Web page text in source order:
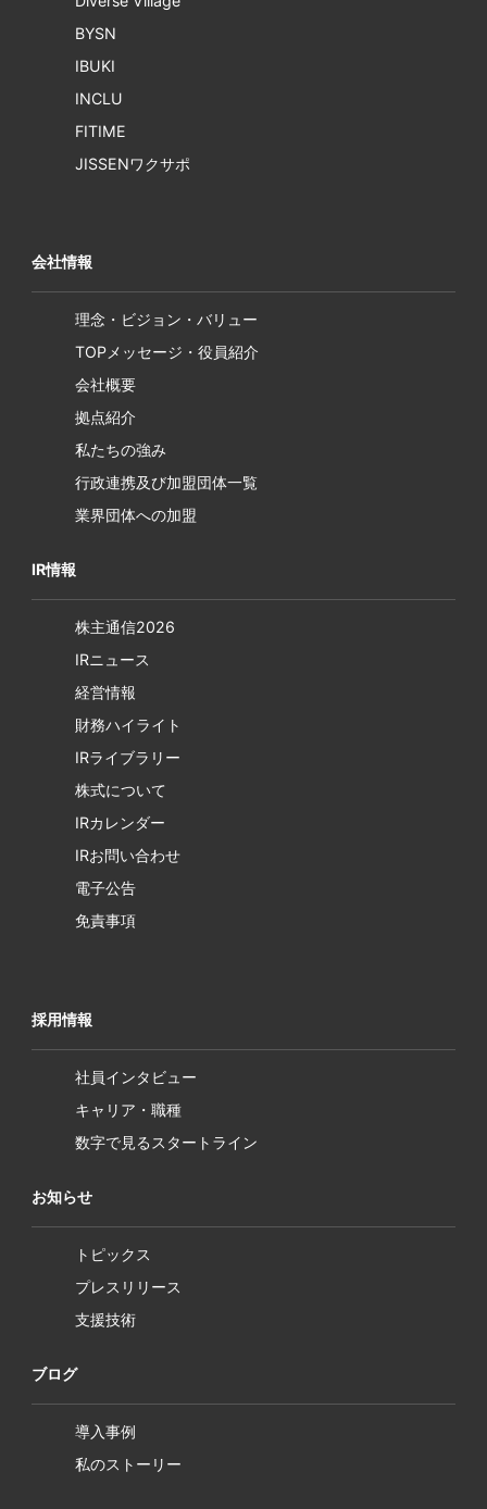
BYSN
IBUKI
INCLU
FITIME
JISSENワクサポ
会社情報
理念・ビジョン・バリュー
TOPメッセージ・役員紹介
会社概要
拠点紹介
私たちの強み
行政連携及び加盟団体一覧
業界団体への加盟
IR情報
株主通信2026
IRニュース
経営情報
財務ハイライト
IRライブラリー
株式について
IRカレンダー
IRお問い合わせ
電子公告
免責事項
採用情報
社員インタビュー
キャリア・職種
数字で見るスタートライン
お知らせ
トピックス
プレスリリース
支援技術
ブログ
導入事例
私のストーリー